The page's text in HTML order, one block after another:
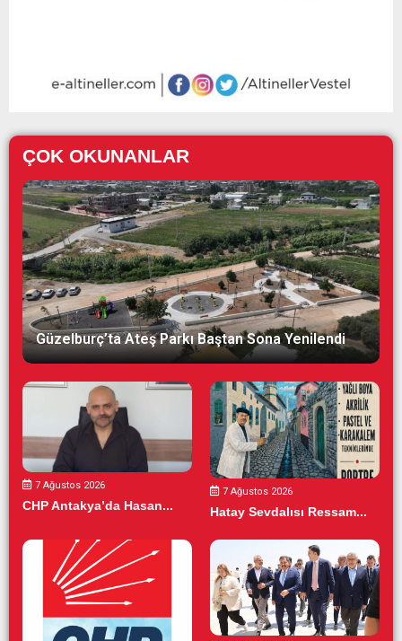
ÇOK OKUNANLAR
Güzelburç’ta Ateş Parkı Baştan Sona Yenilendi
7 Ağustos 2026
CHP Antakya’da Hasan...
7 Ağustos 2026
Hatay Sevdalısı Ressam...